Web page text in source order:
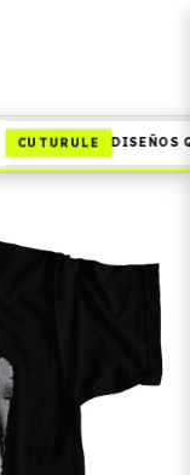
CUTURULE DISEÑOS